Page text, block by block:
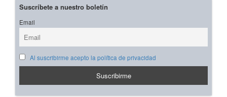
Suscríbete a nuestro boletín
Email
Al suscribirme acepto la política de privacidad